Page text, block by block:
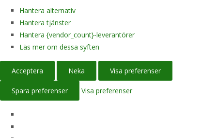
Hantera alternativ
Hantera tjänster
Hantera {vendor_count}-leverantörer
Läs mer om dessa syften
Acceptera Neka Visa preferenser
Spara preferenser Visa preferenser